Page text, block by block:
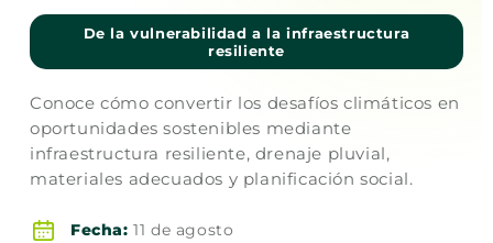
De la vulnerabilidad a la infraestructura
resiliente
Conoce cómo convertir los desafíos climáticos en
oportunidades sostenibles mediante
infraestructura resiliente, drenaje pluvial,
materiales adecuados y planificación social.
Fecha: 11 de agosto